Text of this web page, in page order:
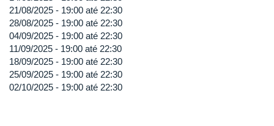
21/08/2025 - 19:00 até 22:30
28/08/2025 - 19:00 até 22:30
04/09/2025 - 19:00 até 22:30
11/09/2025 - 19:00 até 22:30
18/09/2025 - 19:00 até 22:30
25/09/2025 - 19:00 até 22:30
02/10/2025 - 19:00 até 22:30